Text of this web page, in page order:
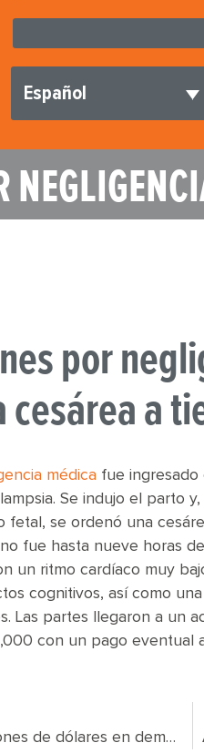
Español
por
cesárea a
médica fue ingresado
Se indujo el parto
fetal, se ordenó una
fue hasta nueve horas
un ritmo cardíaco muy
cognitivos, así como
Las partes llegaron a un
con un pago eventual
Veredicto de $2,3 millones de dólares en demanda por brutalidad policial en Nueva York